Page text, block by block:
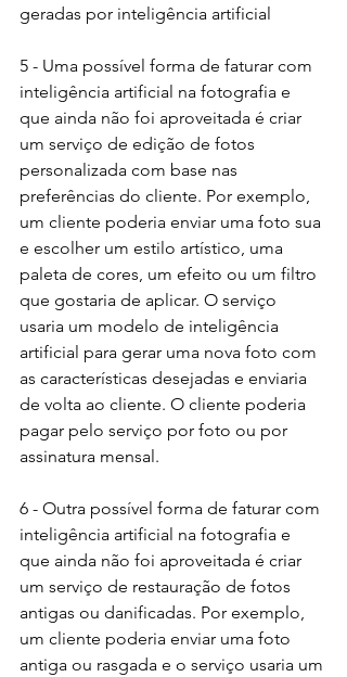
geradas por inteligência artificial
5 - Uma possível forma de faturar com
inteligência artificial na fotografia e
que ainda não foi aproveitada é criar
um serviço de edição de fotos
personalizada com base nas
preferências do cliente. Por exemplo,
um cliente poderia enviar uma foto sua
e escolher um estilo artístico, uma
paleta de cores, um efeito ou um filtro
que gostaria de aplicar. O serviço
usaria um modelo de inteligência
artificial para gerar uma nova foto com
as características desejadas e enviaria
de volta ao cliente. O cliente poderia
pagar pelo serviço por foto ou por
assinatura mensal.
6 - Outra possível forma de faturar com
inteligência artificial na fotografia e
que ainda não foi aproveitada é criar
um serviço de restauração de fotos
antigas ou danificadas. Por exemplo,
um cliente poderia enviar uma foto
antiga ou rasgada e o serviço usaria um